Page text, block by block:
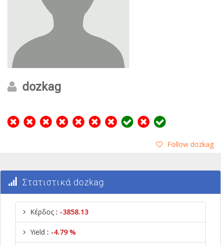
dozkag
Follow dozkag
Στατιστικά dozkag
Κέρδος : -3858.13
Yield : -4.79 %